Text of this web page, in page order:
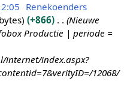
Renekoenders
+866
Nieuwe
Productie | periode =
internet/index.aspx?
12068/